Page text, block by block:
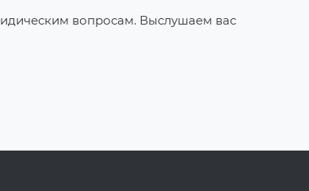
вопросам. Выслушаем вас